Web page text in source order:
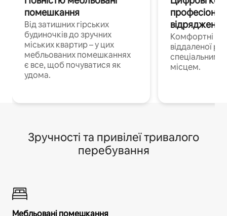
помешкання
Від затишних гірських
будиночків до зручних
міських квартир – у цих
мебльованих помешканнях
є все, щоб почуватися як
удома.
Комфортні
віддаленої
спеціальним
місцем.
Зручності та привілеї тривалого
перебування
Мебльовані помешкання